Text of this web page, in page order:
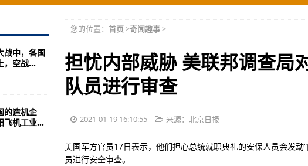
公司运营问题，高管称深受冲击
信任投票
犹太人定居点表示严重关切
响 将盘活东盟经济
宁返宁人员，速看！
形式的线下教育教学及培训活动
您的位置： 首页>奇闻趣事>
担忧内部威胁 美联邦调查局
队员进行审查
2021-01-19 16:10:55 来源：北京日报
美国军方官员17日表示，他们担心总统就职典礼的安保人员会发动
员进行安全审查。
战中，各国
，空战...
的造机企
飞机工业...